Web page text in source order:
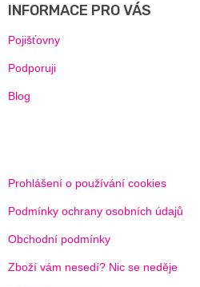
INFORMACE PRO VÁS
Pojišťovny
Podporuji
Blog
Prohlášení o používání cookies
Podmínky ochrany osobních údajů
Obchodní podmínky
Zboží vám nesedí? Nic se neděje